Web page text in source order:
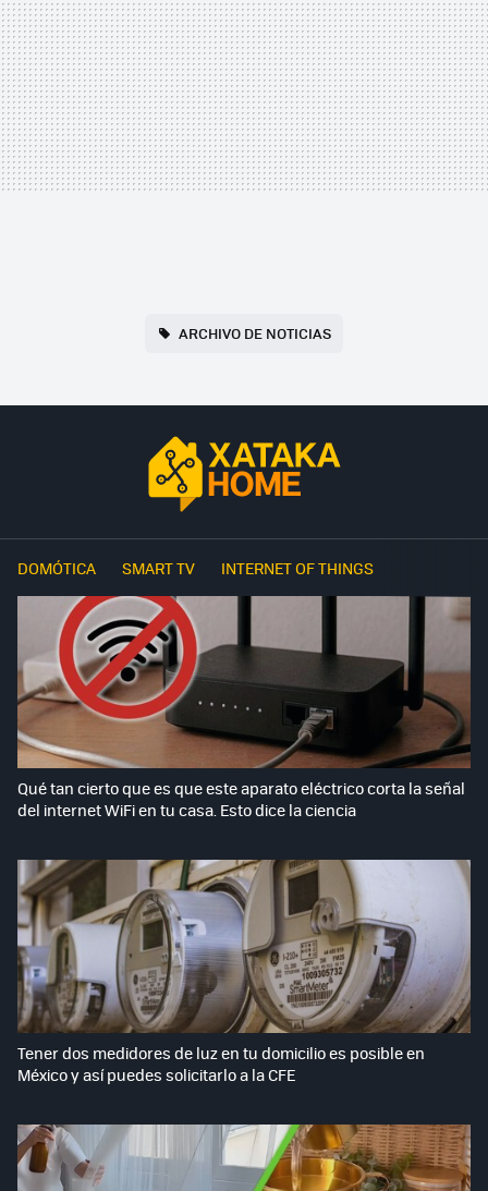
ARCHIVO DE NOTICIAS
DOMÓTICA SMART TV INTERNET OF THINGS
Qué tan cierto que es que este aparato eléctrico corta la señal
del internet WiFi en tu casa. Esto dice la ciencia
Tener dos medidores de luz en tu domicilio es posible en
México y así puedes solicitarlo a la CFE